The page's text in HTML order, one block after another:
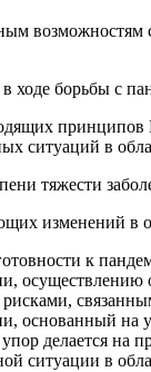
ходе борьбы с
ситуаций в
тяжести
изменений в
к
осуществлению
основанный на
делается на
ситуации в